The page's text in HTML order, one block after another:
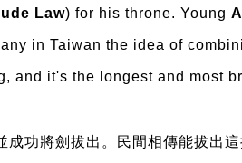
Law) for his throne. Young
in Taiwan the idea of
and it's the longest and most
成功將劍拔出。民間相傳能拔出